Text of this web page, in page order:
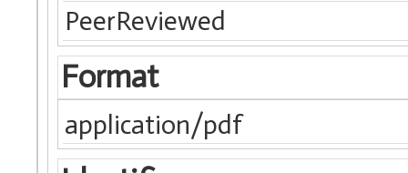
PeerReviewed
Format
application/pdf